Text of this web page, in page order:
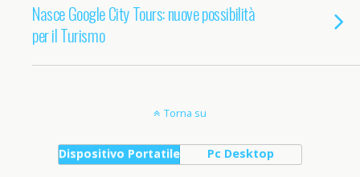
Nasce Google City Tours: nuove possibilità
per il Turismo
Torna su
Dispositivo Portatile Pc Desktop